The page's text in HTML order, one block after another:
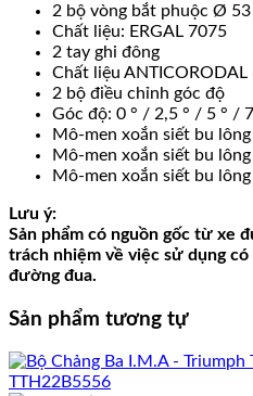
2 bộ vòng bắt phuộc Ø 53
Chất liệu: ERGAL 7075
2 tay ghi đông
Chất liệu ANTICORODAL
2 bộ điều chỉnh góc độ
Góc độ: 0 ° / 2,5 ° / 5 ° /
Mô-men xoắn siết bu
Mô-men xoắn siết bu
Mô-men xoắn siết bu
Lưu ý:
Sản phẩm có nguồn gốc từ xe
trách nhiệm về việc sử dụng
đường đua.
Sản phẩm tương tự